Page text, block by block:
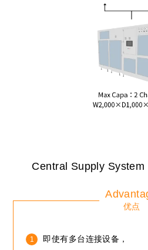
Central Supply System
优点
即使有多台连接设备，